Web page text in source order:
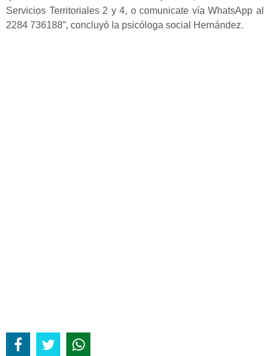
Servicios Territoriales 2 y 4, o comunicate vía WhatsApp al
2284 736188”, concluyó la psicóloga social Hernández.